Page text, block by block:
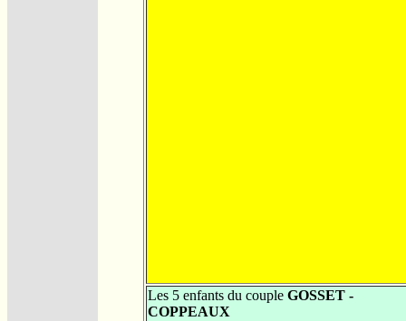
Les 5 enfants du couple GOSSET -
COPPEAUX